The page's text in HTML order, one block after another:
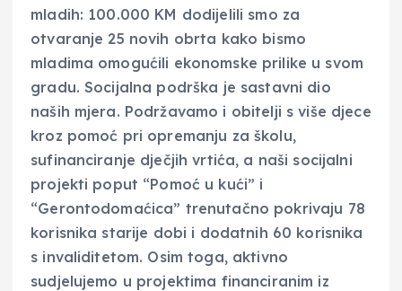
mladih: 100.000 KM dodijelili smo za
otvaranje 25 novih obrta kako bismo
mladima omogućili ekonomske prilike u svom
gradu. Socijalna podrška je sastavni dio
naših mjera. Podržavamo i obitelji s više djece
kroz pomoć pri opremanju za školu,
sufinanciranje dječjih vrtića, a naši socijalni
projekti poput “Pomoć u kući” i
“Gerontodomaćica” trenutačno pokrivaju 78
korisnika starije dobi i dodatnih 60 korisnika
s invaliditetom. Osim toga, aktivno
sudjelujemo u projektima financiranim iz